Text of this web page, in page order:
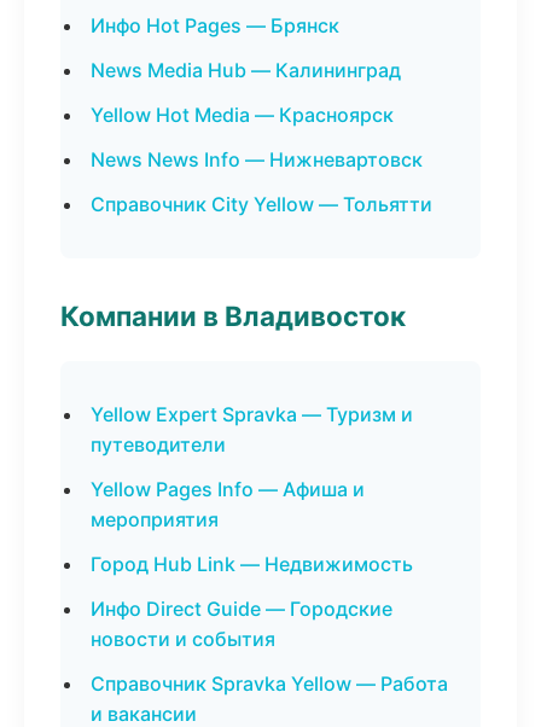
Инфо Hot Pages — Брянск
News Media Hub — Калининград
Yellow Hot Media — Красноярск
News News Info — Нижневартовск
Справочник City Yellow — Тольятти
Компании в Владивосток
Yellow Expert Spravka — Туризм и
путеводители
Yellow Pages Info — Афиша и
мероприятия
Город Hub Link — Недвижимость
Инфо Direct Guide — Городские
новости и события
Справочник Spravka Yellow — Работа
и вакансии